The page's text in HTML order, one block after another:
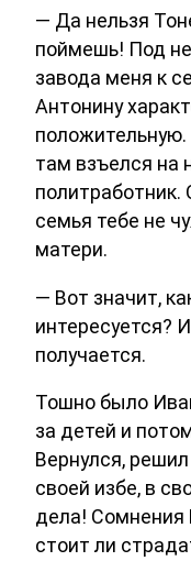
— Да нельзя
поймешь! Под
завода меня к
Антонину
там взъелся на
политработник.
семья тебе не
матери.
— Вот значит,
интересуется?
получается.
Тошно было
за детей и
Вернулся,
своей избе, в
дела! Сомнения
стоит ли